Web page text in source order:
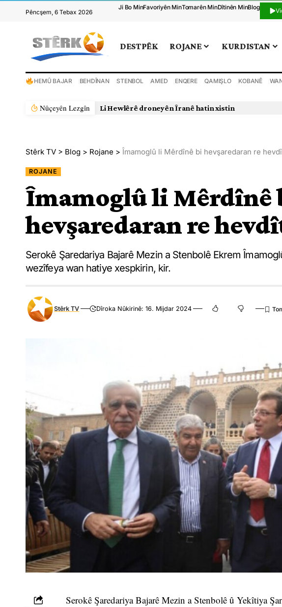
Pêncşem, 6 Tebax 2026
Ji Bo MinFavoriyên MinTomarên MinDîtinên MinBlog
DESTPÊK ROJANE KURDISTAN
HEMÛ BAJAR BEHDÎNAN STENBOL AMED ENQERE QAMIŞLO KOBANÊ
Nûçeyên Lezgîn Li Hewlêrê droneyên Îranê hatin xistin
Stêrk TV > Blog > Rojane > Îmamoglû li Mêrdînê bi hevşaredaran re
ROJANE
Îmamoglû li Mêrdînê
hevşaredaran re
Serokê Şaredariya Bajarê Mezin a Stenbolê Ekrem
wezîfeya wan hatiye xespkirin, kir.
Stêrk TV Dîroka Nûkirinê: 16. Mijdar 2024
Serokê Şaredariya Bajarê Mezin a Stenbolê û Yekîtiya